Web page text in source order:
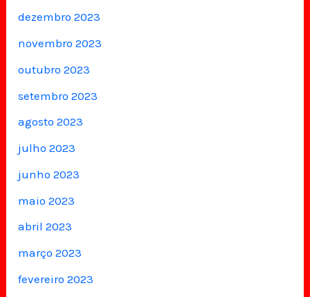
dezembro 2023
novembro 2023
outubro 2023
setembro 2023
agosto 2023
julho 2023
junho 2023
maio 2023
abril 2023
março 2023
fevereiro 2023